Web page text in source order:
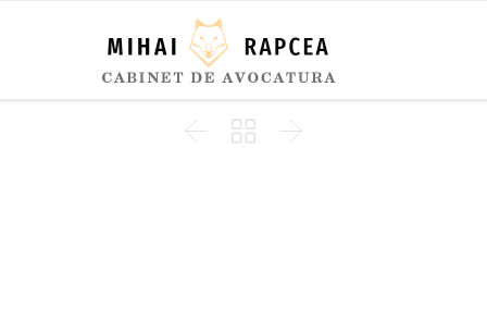
  